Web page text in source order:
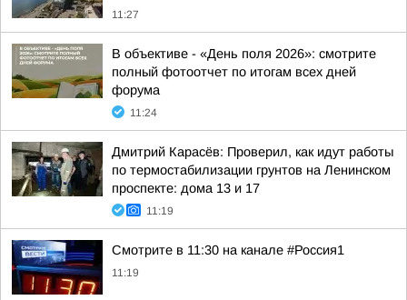
11:27
В объективе - «День поля 2026»: смотрите
полный фотоотчет по итогам всех дней
форума
11:24
Дмитрий Карасёв: Проверил, как идут работы
по термостабилизации грунтов на Ленинском
проспекте: дома 13 и 17
11:19
Смотрите в 11:30 на канале #Россия1
11:19